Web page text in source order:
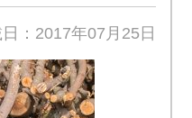
：2017年07月25日